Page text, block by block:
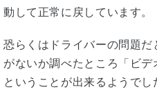
動して正常に戻しています。
恐らくはドライバーの問題
がないか調べたところ「ビデ
ということが出来るようでし